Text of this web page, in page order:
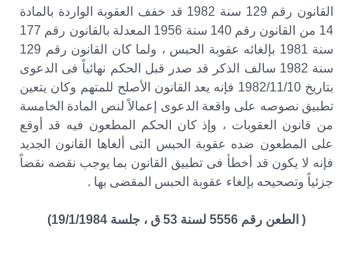
القانون رقم 129 سنة 1982 قد خفف العقوبة الواردة بالمادة
14 من القانون رقم 140 سنة 1956 المعدلة بالقانون رقم 177
سنة 1981 بإلغائه عقوبة الحبس ، ولما كان القانون رقم 129
سنة 1982 سالف الذكر قد صدر قبل الحكم نهائياً فى الدعوى
بتاريخ 1982/11/10 فإنه يعد القانون الأصلح للمتهم وكان يتعين
تطبيق نصوصه على واقعة الدعوى إعمالاً لنص المادة الخامسة
من قانون العقوبات ، وإذ كان الحكم المطعون فيه قد أوقع
على المطعون ضده عقوبة الحبس التى ألغاها القانون الجديد
فإنه لا يكون قد أخطأ فى تطبيق القانون بما يوجب نقضه نقضاً
جزئياً وتصحيحه بإلغاء عقوبة الحبس المقضى بها .
( الطعن رقم 5556 لسنة 53 ق ، جلسة 19/1/1984)